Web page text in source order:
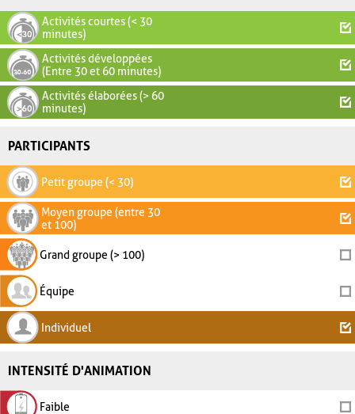
Activités courtes (< 30
minutes)
Activités développées
(Entre 30 et 60 minutes)
Activités élaborées (> 60
minutes)
PARTICIPANTS
Petit groupe (< 30)
Moyen groupe (entre 30
et 100)
Grand groupe (> 100)
Équipe
Individuel
INTENSITÉ D'ANIMATION
Faible